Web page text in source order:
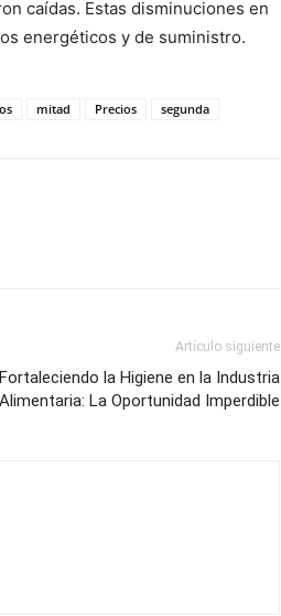
caídas. Estas disminuciones en
energéticos y de suministro.
mitad Precios segunda
Artículo siguiente
Fortaleciendo la Higiene en la Industria
Alimentaria: La Oportunidad Imperdible